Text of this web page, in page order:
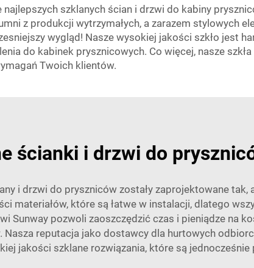
szklanych ścian i drzwi do kabiny
z produkcji wytrzymałych, a zarazem stylowych
wygląd! Nasze wysokiej jakości szkło jest
do kabinek prysznicowych. Co więcej, nasze
Twoich klientów.
ścianki i drzwi do
i drzwi do pryszniców zostały zaprojektowane tak,
materiałów, które są łatwe w instalacji, dlatego
Sunway pozwoli zaoszczędzić czas i pieniądze na
reputacja jako dostawcy dla hurtowych
jakości szklane rozwiązania, które są jednocześnie